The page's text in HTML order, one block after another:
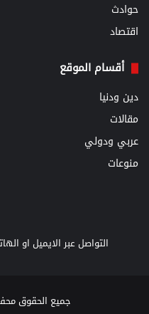
حوادث
اقتصاد
أقسام الموقع
دين ودنيا
مقالات
عربي ودولي
منوعات
التواصل عبر الايميل او
جميع الحقوق محفوظة